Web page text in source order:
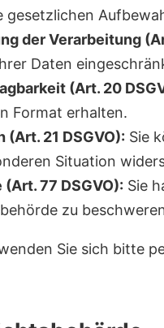
gesetzlichen
der Verarbeitung
Daten
(Art. 20
Format erhalten.
21 DSGVO): Sie
Situation
77 DSGVO): Sie
zu
Sie sich bitte